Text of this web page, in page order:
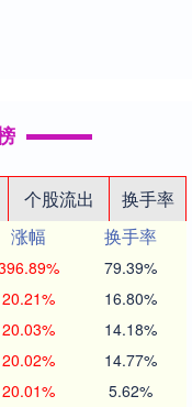
个股流出
换手率
涨幅
换手率
79.39%
20.21% 16.80%
20.03% 14.18%
20.02% 14.77%
20.01% 5.62%